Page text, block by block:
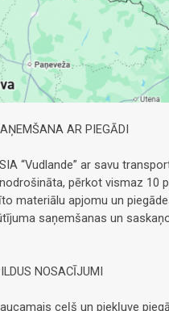
AR PIEGĀDI
“Vudlande” ar savu
pērkot vismaz 10
materiālu apjomu un
saņemšanas un
NOSACĪJUMI
ceļš un piekļuve